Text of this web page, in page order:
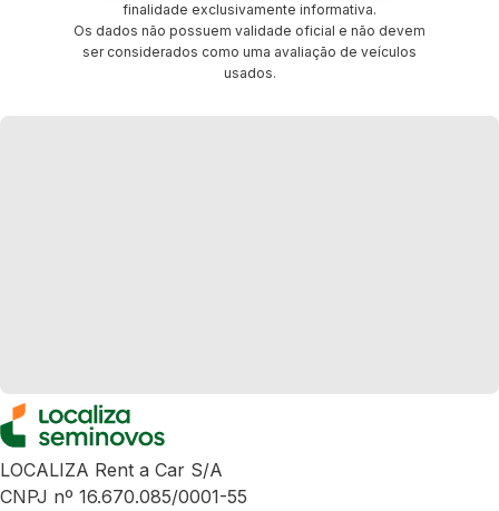
finalidade exclusivamente informativa.
Os dados não possuem validade oficial e não devem
ser considerados como uma avaliação de veículos
usados.
LOCALIZA Rent a Car S/A
CNPJ nº 16.670.085/0001-55